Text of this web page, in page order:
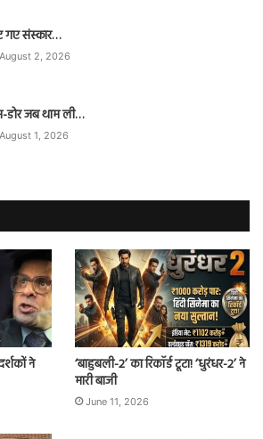
गए संस्कार…
August 2, 2026
डोर जब थाम ली…
August 1, 2026
ने
‘बाहुबली-2’ का रिकॉर्ड टूटा! ‘धुरंधर-2’ ने
मारी बाजी
June 11, 2026